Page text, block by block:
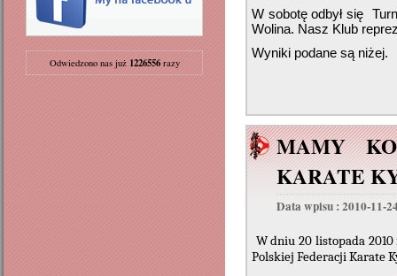
Odwiedzono nas już 1226556razy
W sobotę odbył się
Wolina. Nasz Klub
Wyniki podane są niżej.
MAMY
KARATE
Data wpisu : 2010-11-
W dniu 20 listopada
Polskiej Federacji Karate